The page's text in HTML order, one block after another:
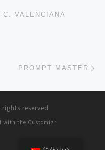
C. VALENCIANA
PROMPT MASTER
rights reserved
with the Customizr